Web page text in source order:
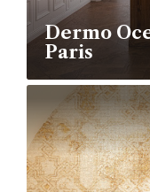
Dermo
Paris